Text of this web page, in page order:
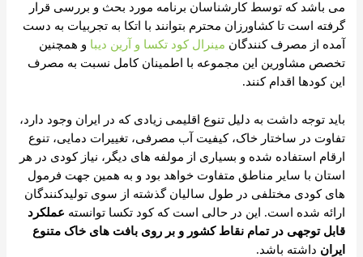
می باشد که توسط کارشناسان برنامه مورد بحث و بررسی قرار
گرفته است تا کشاورزان محترم بتوانند با اتکا به تجربیات به دست
آمده از مصرف کنندگان مینرال کود تکسا و آرین دیبا و همچنین
تخصص مشاورین این مجموعه با اطمینان کامل نسبت به مصرف
این کودها اقدام کنند.
باید توجه داشت به دلیل تنوع اقلیمی زیادی که در ایران وجود دارد،
تفاوت در ساختار خاک، کیفیت آب مصرفی، تغییرات دمایی، تنوع
ارقام استفاده شده و بسیاری از مولفه های دیگر، نیاز کودی در هر
استان با سایر مناطق متفاوت خواهد بود و به همین جهت فرمول
های کودی مختلفی در طول سالیان گذشته از سوی تولیدکنندگان
ارائه شده است. این در حالی است که کود تکسا توانسته عملکرد
قابل توجهی در تمام نقاط کشور و بر روی بافت های خاک متنوع
ایران داشته باشد.